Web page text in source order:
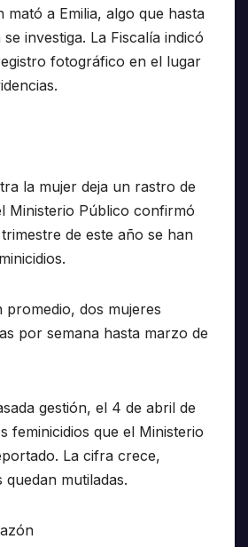
mató a Emilia, algo que hasta
investiga. La Fiscalía indicó
fotográfico en el lugar
la mujer deja un rastro de
Ministerio Público confirmó
de este año se han
promedio, dos mujeres
por semana hasta marzo de
gestión, el 4 de abril de
feminicidios que el Ministerio
La cifra crece,
quedan mutiladas.